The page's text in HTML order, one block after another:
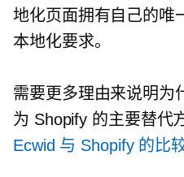
地化页面拥有自己的
本地化要求。
需要更多理由来说明为
为 Shopify 的主要替代
Ecwid 与 Shopify 的比